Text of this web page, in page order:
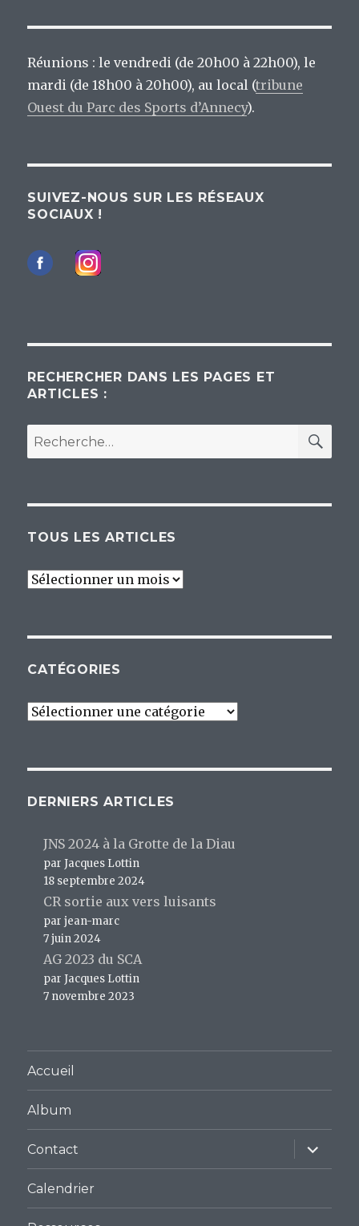
Réunions : le vendredi (de 20h00 à 22h00), le
mardi (de 18h00 à 20h00), au local (tribune
Ouest du Parc des Sports d’Annecy).
SUIVEZ-NOUS SUR LES RÉSEAUX
SOCIAUX !
RECHERCHER DANS LES PAGES ET
ARTICLES :
Recherche
pour :
TOUS LES ARTICLES
Tous
CATÉGORIES
Catégories
DERNIERS ARTICLES
JNS 2024 à la Grotte de la Diau
par Jacques Lottin
18 septembre 2024
CR sortie aux vers luisants
par jean-marc
7 juin 2024
AG 2023 du SCA
par Jacques Lottin
7 novembre 2023
Accueil
Album
Contact
ouvrir
le
sous-
Calendrier